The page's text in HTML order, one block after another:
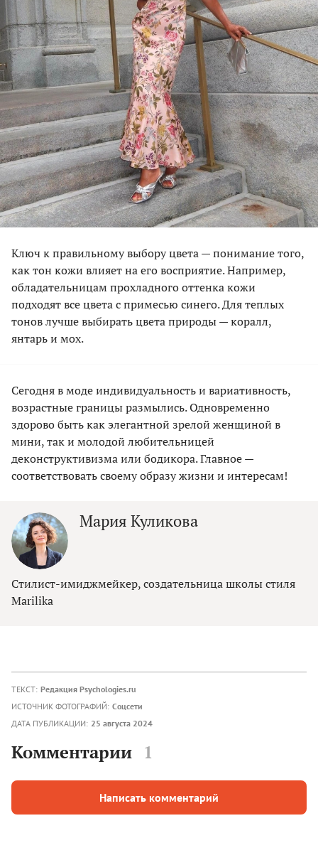
Ключ к правильному выбору цвета — понимание того,
как тон кожи влияет на его восприятие. Например,
обладательницам прохладного оттенка кожи
подходят все цвета с примесью синего. Для теплых
тонов лучше выбирать цвета природы — коралл,
янтарь и мох.
Сегодня в моде индивидуальность и вариативность,
возрастные границы размылись. Одновременно
здорово быть как элегантной зрелой женщиной в
мини, так и молодой любительницей
деконструктивизма или бодикора. Главное —
соответствовать своему образу жизни и интересам!
Мария Куликова
Стилист-имиджмейкер, создательница школы стиля
Marilika
ТЕКСТ: Редакция Psychologies.ru
ИСТОЧНИК ФОТОГРАФИЙ: Соцсети
ДАТА ПУБЛИКАЦИИ: 25 августа 2024
Комментарии 1
Написать комментарий